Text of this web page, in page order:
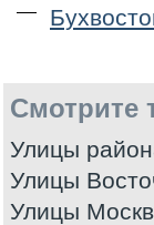
Смотрите
Улицы
Улицы
Улицы